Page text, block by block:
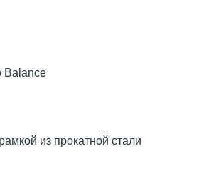
Balance
из прокатной стали